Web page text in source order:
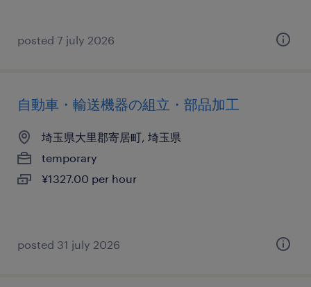
posted 7 july 2026
自動車・輸送機器の組立・部品加工
埼玉県大里郡寄居町, 埼玉県
temporary
¥1327.00 per hour
posted 31 july 2026